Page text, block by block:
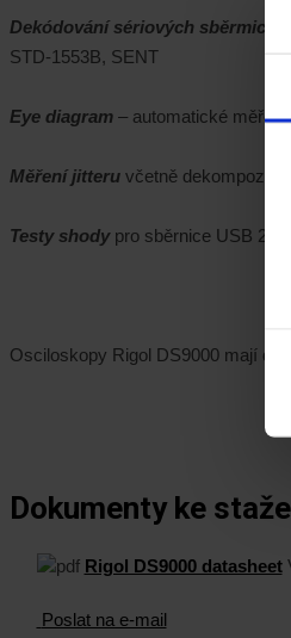
Dekódování sériových sběrmic
STD-1553B, SENT
Eye diagram – automatické
Měření jitteru včetně
Testy shodypro sběrnice USB 2.0,
Osciloskopy Rigol DS9000 mají
Dokumenty ke
Rigol DS9000 datasheet
Poslat na e-mail